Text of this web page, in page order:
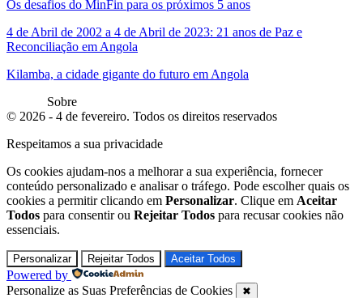
Os desafios do MinFin para os próximos 5 anos
4 de Abril de 2002 a 4 de Abril de 2023: 21 anos de Paz e
Reconciliação em Angola
Kilamba, a cidade gigante do futuro em Angola
Sobre
© 2026 - 4 de fevereiro. Todos os direitos reservados
Respeitamos a sua privacidade
Os cookies ajudam-nos a melhorar a sua experiência, fornecer
conteúdo personalizado e analisar o tráfego. Pode escolher quais os
cookies a permitir clicando em Personalizar. Clique em Aceitar
Todos para consentir ou Rejeitar Todos para recusar cookies não
essenciais.
Personalizar Rejeitar Todos Aceitar Todos
Powered by
Personalize as Suas Preferências de Cookies
✖